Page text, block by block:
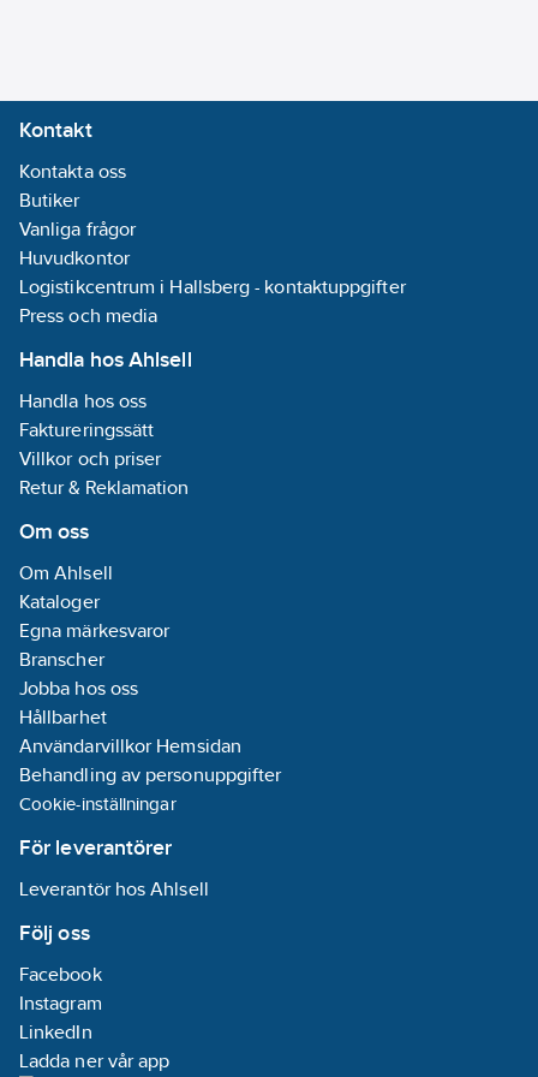
Kontakt
Kontakta oss
Butiker
Vanliga frågor
Huvudkontor
Logistikcentrum i Hallsberg - kontaktuppgifter
Press och media
Handla hos Ahlsell
Handla hos oss
Faktureringssätt
Villkor och priser
Retur & Reklamation
Om oss
Om Ahlsell
Kataloger
Egna märkesvaror
Branscher
Jobba hos oss
Hållbarhet
Användarvillkor Hemsidan
Behandling av personuppgifter
Cookie-inställningar
För leverantörer
Leverantör hos Ahlsell
Följ oss
Facebook
Instagram
LinkedIn
Ladda ner vår app